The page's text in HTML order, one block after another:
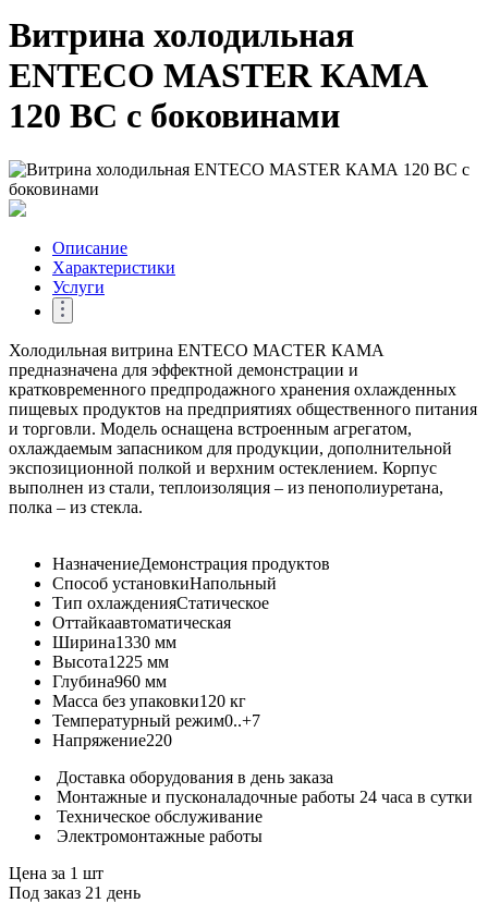
Витрина холодильная
ENTECO MASTER КАМА
120 BC с боковинами
Описание
Характеристики
Услуги
Холодильная витрина ENTECO MACTER КАМА
предназначена для эффектной демонстрации и
кратковременного предпродажного хранения охлажденных
пищевых продуктов на предприятиях общественного питания
и торговли. Модель оснащена встроенным агрегатом,
охлаждаемым запасником для продукции, дополнительной
экспозиционной полкой и верхним остеклением. Корпус
выполнен из стали, теплоизоляция – из пенополиуретана,
полка – из стекла.
НазначениеДемонстрация продуктов
Способ установкиНапольный
Тип охлажденияСтатическое
Оттайкаавтоматическая
Ширина1330 мм
Высота1225 мм
Глубина960 мм
Масса без упаковки120 кг
Температурный режим0..+7
Напряжение220
Доставка оборудования в день заказа
Монтажные и пусконаладочные работы 24 часа в сутки
Техническое обслуживание
Электромонтажные работы
Цена за 1 шт
Под заказ 21 день